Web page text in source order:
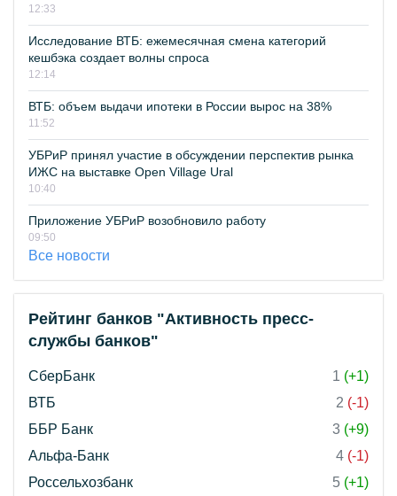
12:33
Исследование ВТБ: ежемесячная смена категорий
кешбэка создает волны спроса
12:14
ВТБ: объем выдачи ипотеки в России вырос на 38%
11:52
УБРиР принял участие в обсуждении перспектив рынка
ИЖС на выставке Open Village Ural
10:40
Приложение УБРиР возобновило работу
09:50
Все новости
Рейтинг банков "Активность пресс-
службы банков"
СберБанк 1 (+1)
ВТБ
2 (-1)
ББР Банк
3 (+9)
Альфа-Банк
4 (-1)
Россельхозбанк
5 (+1)